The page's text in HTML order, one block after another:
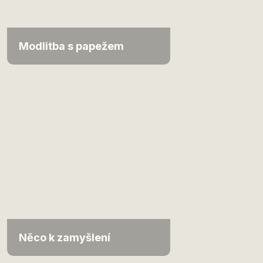
Modlitba s papežem
Něco k zamyšlení